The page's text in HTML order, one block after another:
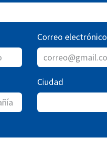
Correo electrónico
Ciudad